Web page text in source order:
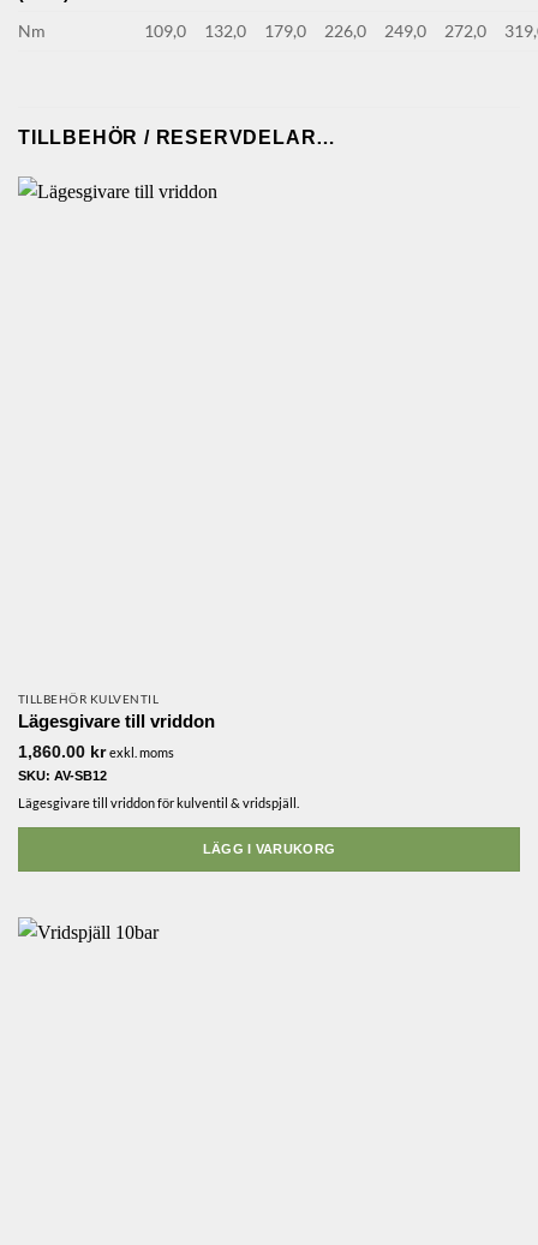
Nm 109,0 132,0 179,0 226,0 249,0 272,0
TILLBEHÖR / RESERVDELAR…
TILLBEHÖR KULVENTIL
Lägesgivare till vriddon
1,860.00 kr exkl. moms
SKU: AV-SB12
Lägesgivare till vriddon för kulventil & vridspjäll.
LÄGG I VARUKORG